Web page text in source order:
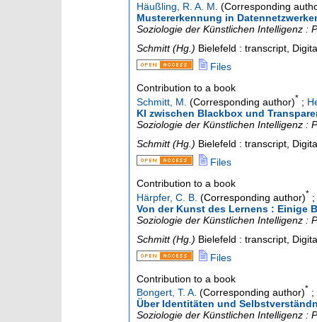
Häußling, R. A. M. (Corresponding
Mustererkennung in
Soziologie der Künstlichen Intelligenz :
Schmitt (Hg.) Bielefeld : transcript,
Files
Contribution to a book
Schmitt, M. (Corresponding author)* ;
KI zwischen Blackbox und
Soziologie der Künstlichen Intelligenz :
Schmitt (Hg.) Bielefeld : transcript,
Files
Contribution to a book
Härpfer, C. B. (Corresponding author)* ;
Von der Kunst des Lernens : Einige
Soziologie der Künstlichen Intelligenz :
Schmitt (Hg.) Bielefeld : transcript,
Files
Contribution to a book
Bongert, T. A. (Corresponding author)* ;
Über Identitäten und
Soziologie der Künstlichen Intelligenz :